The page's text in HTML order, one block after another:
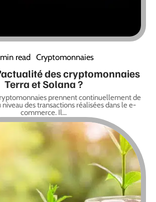
read Cryptomonnaies
des cryptomonnaies
Terra et Solana ?
prennent continuellement de
niveau des transactions réalisées dans le e-
commerce. Il…